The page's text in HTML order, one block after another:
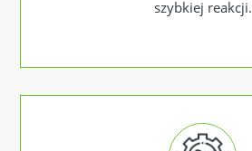
szybkiej reakcji.